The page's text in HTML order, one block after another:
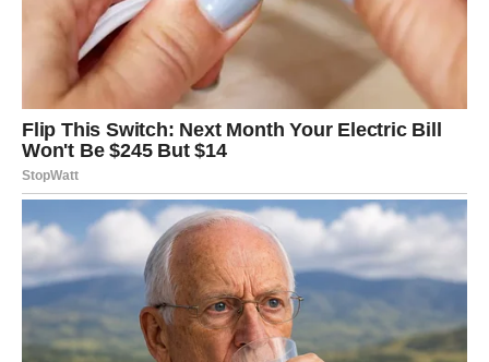
Pred vama su dani tokom kojih ćete jasno vidjeti šta želite
od života.
Jedna odluka sada vam donosi mnogo više mira i
sigurnosti.
Sudbina vam pokazuje pravi put
Pred vama su veoma posebni trenuci.
VAGA